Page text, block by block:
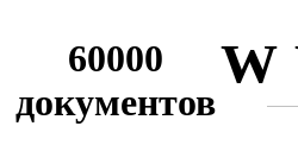
60000
документов